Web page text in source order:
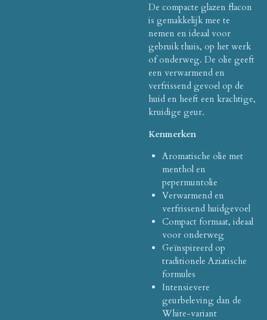
De compacte glazen flacon
is gemakkelijk mee te
nemen en ideaal voor
gebruik thuis, op het werk
of onderweg. De olie geeft
een verwarmend en
verfrissend gevoel op de
huid en heeft een krachtige,
kruidige geur.
Kenmerken
Aromatische olie met
menthol en
pepermuntolie
Verwarmend en
verfrissend huidgevoel
Compact formaat, ideaal
voor onderweg
Geïnspireerd op
traditionele Aziatische
formules
Intensievere
geurbeleving dan de
White-variant